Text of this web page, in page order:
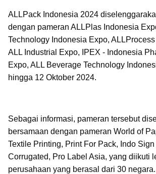
ALLPack Indonesia 2024
dengan pameran ALLPlas Indonesia
Technology Indonesia Expo,
ALL Industrial Expo, IPEX - Indonesia
Expo, ALL Beverage Technology
hingga 12 Oktober 2024.
Sebagai informasi, pameran tersebut
bersamaan dengan pameran World of
Textile Printing, Print For Pack, Indo Sign
Corrugated, Pro Label Asia, yang diikuti
perusahaan yang berasal dari 30 negara.